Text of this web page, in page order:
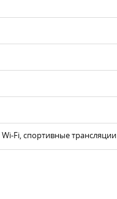
Wi-Fi, спортивные трансляции